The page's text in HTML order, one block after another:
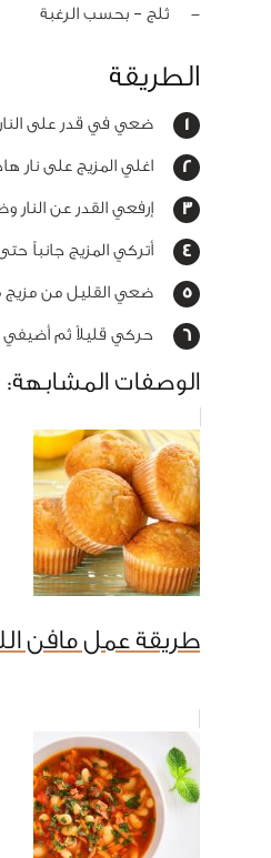
‏-
ثلج – بحسب الرغبة
الطريقة
ضعي في قدر على
اغلي المزيج على نار هادئة
إرفعي القدر عن النار
أتركي المزيج جانباً
ضعي القليل من مزيج
حركي قليلاً ثم أضيفي
الوصفات المشابهة:
طريقة عمل مافن